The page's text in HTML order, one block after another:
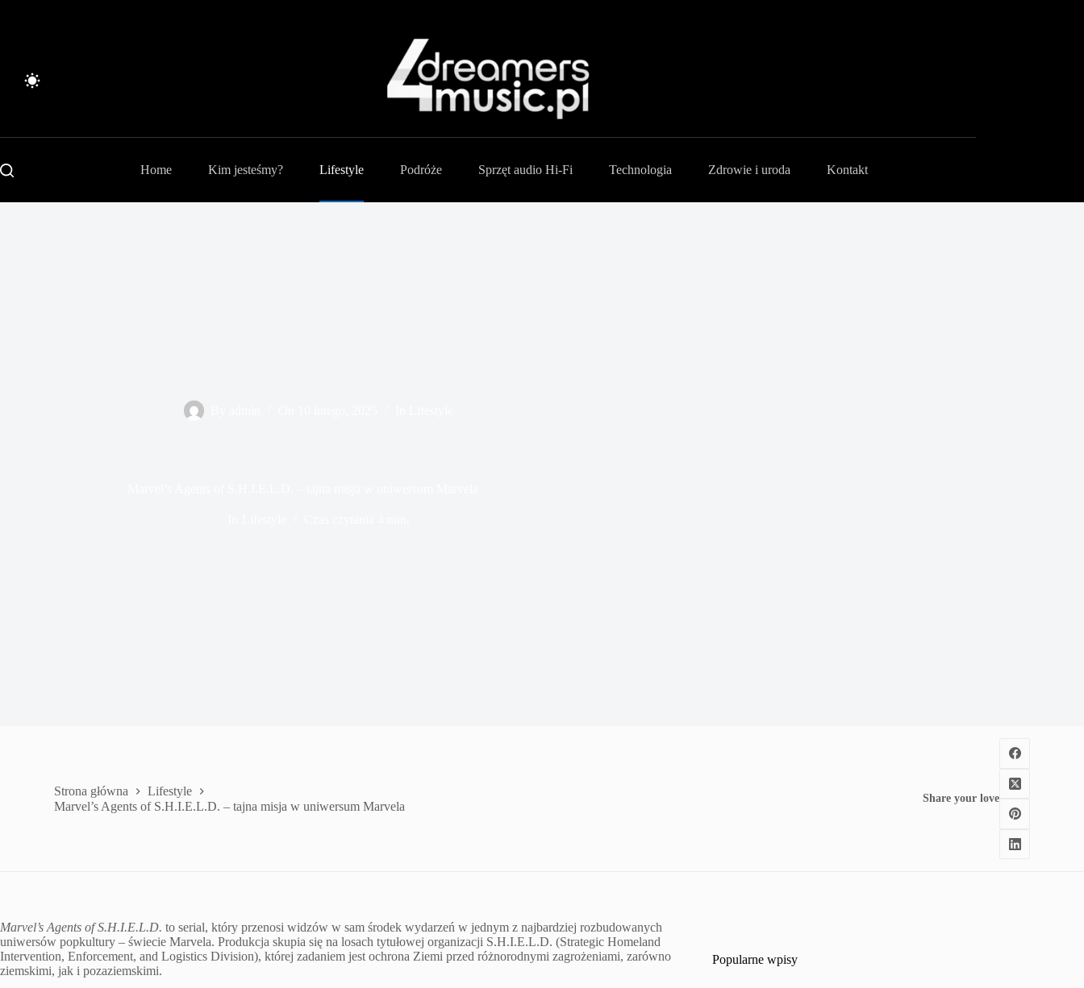
Home Kim jesteśmy? Lifestyle Podróże Sprzęt audio Hi-Fi Technologia Zdrowie i uroda Kontakt
Strona główna
Lifestyle
Marvel’s Agents of S.H.I.E.L.D. – tajna misja w uniwersum Marvela
Share your love
Marvel’s Agents of S.H.I.E.L.D. to serial, który przenosi widzów w sam środek wydarzeń w jednym z najbardziej rozbudowanych
uniwersów popkultury – świecie Marvela. Produkcja skupia się na losach tytułowej organizacji S.H.I.E.L.D. (Strategic Homeland
Intervention, Enforcement, and Logistics Division), której zadaniem jest ochrona Ziemi przed różnorodnymi zagrożeniami, zarówno
ziemskimi, jak i pozaziemskimi.
Popularne wpisy